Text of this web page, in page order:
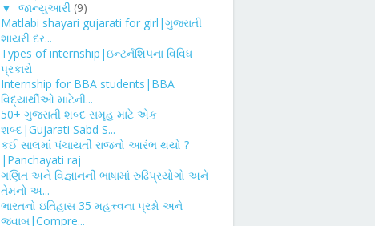
▼ જાન્યુઆરી (9)
Matlabi shayari gujarati for girl|ગુજરાતી
શાયરી દર...
Types of internship|ઇન્ટર્નશિપના વિવિધ
પ્રકારો
Internship for BBA students|BBA
વિદ્યાર્થીઓ માટેની...
50+ ગુજરાતી શબ્દ સમૂહ માટે એક
શબ્દ|Gujarati Sabd S...
કઈ સાલમાં પંચાયતી રાજનો આરંભ થયો ?
|Panchayati raj
ગણિત અને વિજ્ઞાનની ભાષામાં રુઢિપ્રયોગો અને
તેમનો અ...
ભારતનો ઇતિહાસ 35 મહત્ત્વના પ્રશ્નો અને
જવાબ|Compre...